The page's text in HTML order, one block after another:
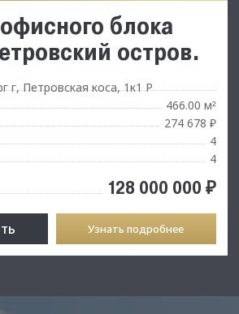
блока
остров.
г, Петровская коса, 1к1 Р
466.00 м²
274 678 ₽
4
4
128 000 000 ₽
Узнать подробнее